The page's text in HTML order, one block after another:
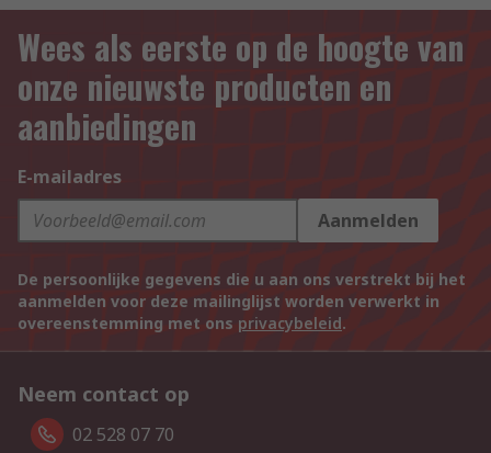
Wees als eerste op de hoogte van
onze nieuwste producten en
aanbiedingen
E-mailadres
Aanmelden
De persoonlijke gegevens die u aan ons verstrekt bij het
aanmelden voor deze mailinglijst worden verwerkt in
overeenstemming met ons privacybeleid.
Neem contact op
02 528 07 70